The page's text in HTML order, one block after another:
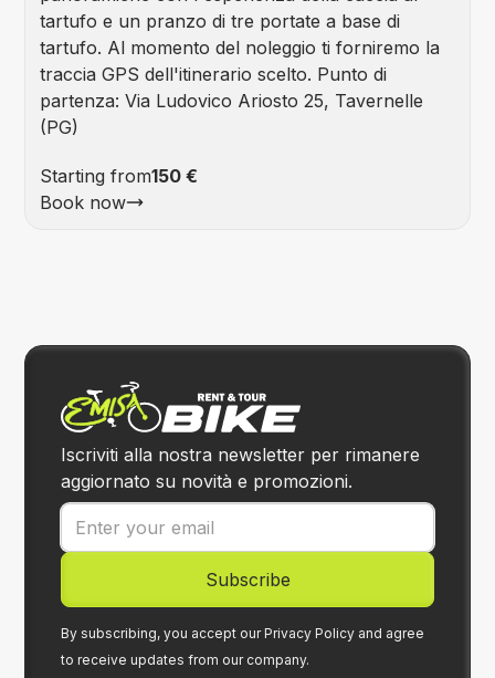
tartufo e un pranzo di tre portate a base di
tartufo. Al momento del noleggio ti forniremo la
traccia GPS dell'itinerario scelto. Punto di
partenza: Via Ludovico Ariosto 25, Tavernelle
(PG)
Starting from150 €
Book now
Iscriviti alla nostra newsletter per rimanere
aggiornato su novità e promozioni.
By subscribing, you accept our Privacy Policy and agree
to receive updates from our company.